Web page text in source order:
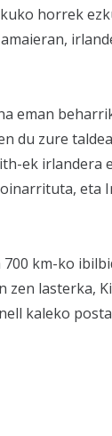
horrek
eman
du zure
ek irlandera
eta
km-ko
lasterka,
kaleko